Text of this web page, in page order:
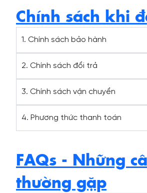
Chính sách khi
1. Chính sách bảo hành
2. Chính sách đổi trả
3. Chính sách vận chuyển
4. Phương thức thanh toán
FAQs - Những
thường gặp